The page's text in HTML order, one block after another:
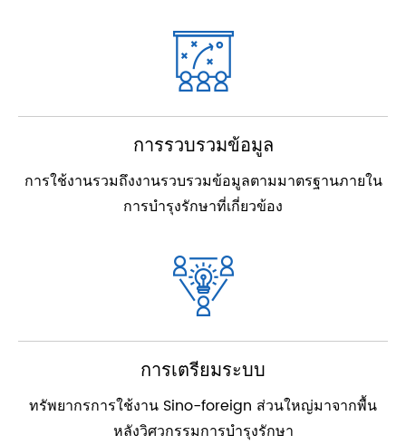
การรวบรวมข้อมูล
การใช้งานรวมถึงงานรวบรวมข้อมูลตามมาตรฐานภายใน
การบำรุงรักษาที่เกี่ยวข้อง
การเตรียมระบบ
ทรัพยากรการใช้งาน Sino-foreign ส่วนใหญ่มาจากพื้น
หลังวิศวกรรมการบำรุงรักษา